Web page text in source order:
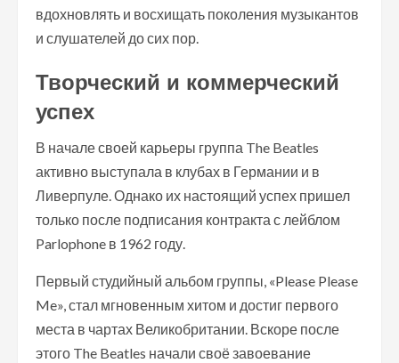
вдохновлять и восхищать поколения музыкантов
и слушателей до сих пор.
Творческий и коммерческий
успех
В начале своей карьеры группа The Beatles
активно выступала в клубах в Германии и в
Ливерпуле. Однако их настоящий успех пришел
только после подписания контракта с лейблом
Parlophone в 1962 году.
Первый студийный альбом группы, «Please Please
Me», стал мгновенным хитом и достиг первого
места в чартах Великобритании. Вскоре после
этого The Beatles начали своё завоевание